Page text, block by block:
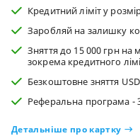
Кредитний ліміт у
Заробляй на залишку
Зняття до 15 000 грн на
зокрема кредитного
Безкоштовне зняття
Реферальна програма -
Детальніше про картку